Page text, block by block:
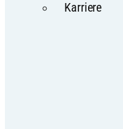
Karriere